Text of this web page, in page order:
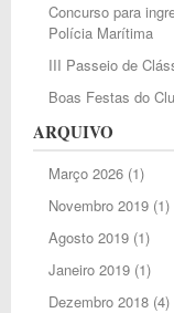
Concurso para
Polícia Marítima
III Passeio de
Boas Festas do
ARQUIVO
Março 2026(1)
Novembro 2019(1)
Agosto 2019(1)
Janeiro 2019(1)
Dezembro 2018(4)